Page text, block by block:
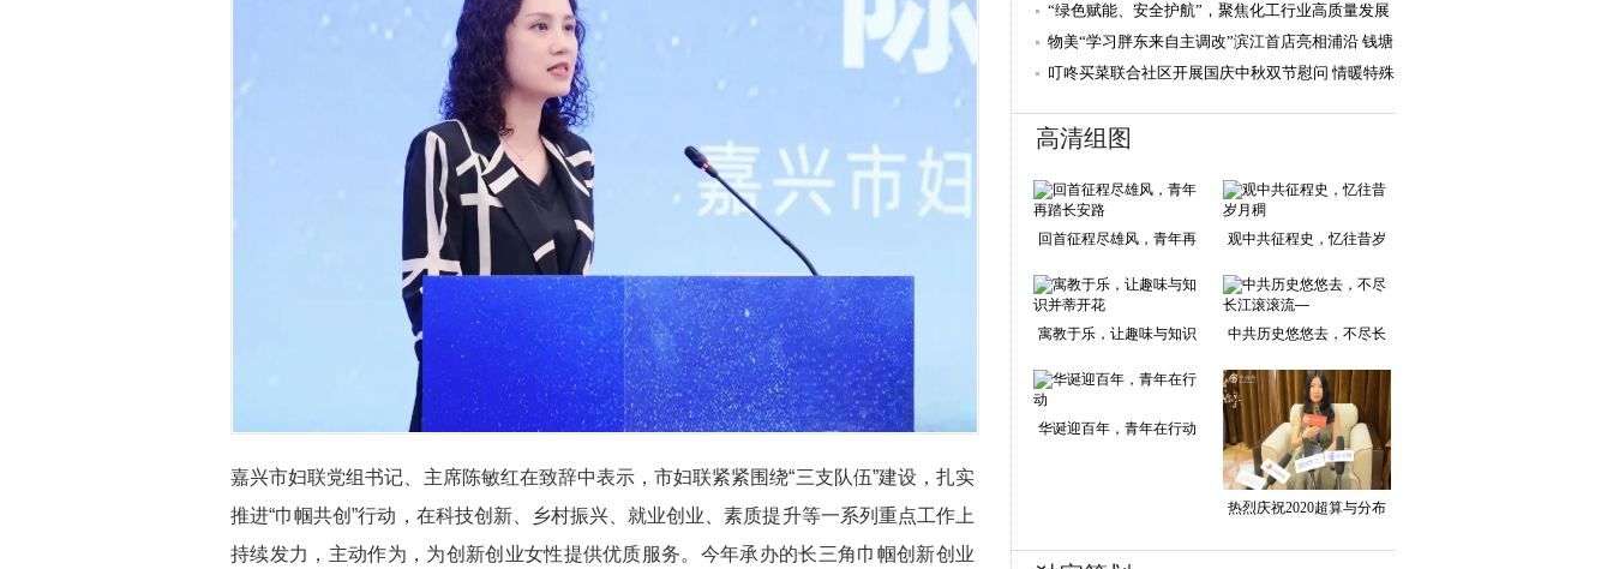
嘉兴市妇联党组书记、主席陈敏红在致辞中表示，市妇联紧紧围绕“三支队伍”建设，扎实
推进“巾帼共创”行动，在科技创新、乡村振兴、就业创业、素质提升等一系列重点工作上
持续发力，主动作为，为创新创业女性提供优质服务。今年承办的长三角巾帼创新创业
造“生活成长
“绿色赋能、安全护航”，聚焦化工行业高质量发展
第三届华理产
物美“学习胖东来自主调改”滨江首店亮相浦沿 钱塘
下沙迎二店亮
叮咚买菜联合社区开展国庆中秋双节慰问 情暖特殊
高清组图
回首征程尽雄风，青年再
踏长安路
观中共征程史，忆往昔岁
月稠
寓教于乐，让趣味与知识
并蒂开花
中共历史悠悠去，不尽长
江滚滚流—
华诞迎百年，青年在行动
热烈庆祝2020超算与分布